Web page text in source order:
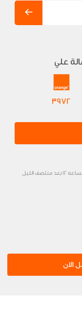
علي
3972
الان